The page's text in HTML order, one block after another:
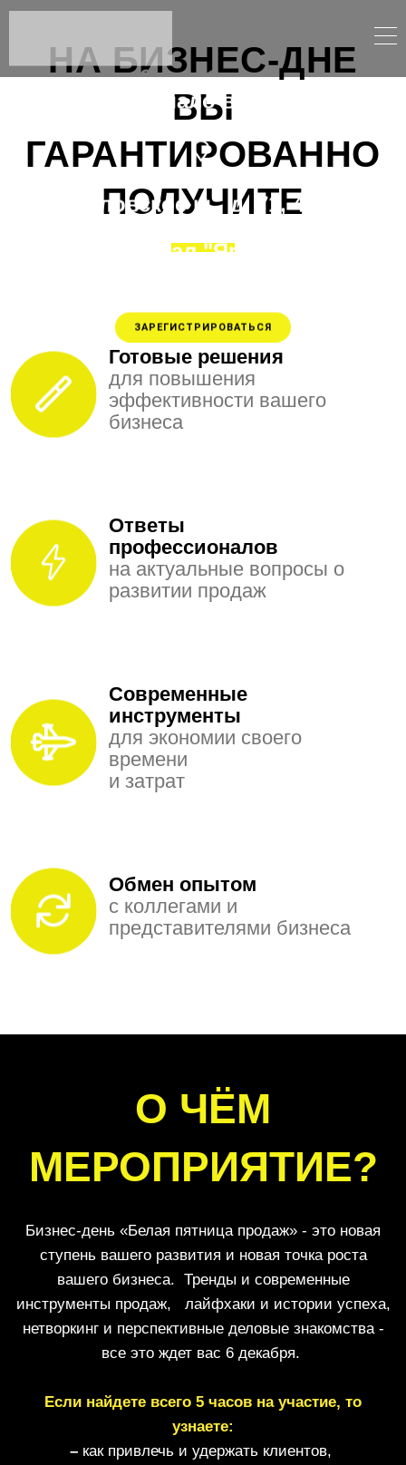
6 декабря
начало в 09.30
Измайловское ш., д. 71, 4ГД
конференц-зал "Ярославль"
ЗАРЕГИСТРИРОВАТЬСЯ
НА БИЗНЕС-ДНЕ
ВЫ
ГАРАНТИРОВАННО
ПОЛУЧИТЕ
Готовые решения
для повышения
эффективности вашего
бизнеса
Ответы
профессионалов
на актуальные вопросы о
развитии продаж
Современные
инструменты
для экономии своего
времени
и затрат
Обмен опытом
с коллегами и
представителями бизнеса
О ЧЁМ
МЕРОПРИЯТИЕ?
Бизнес-день «Белая пятница продаж» - это новая
ступень вашего развития и новая точка роста
вашего бизнеса. Тренды и современные
инструменты продаж, лайфхаки и истории успеха,
нетворкинг и перспективные деловые знакомства -
все это ждет вас 6 декабря.
Если найдете всего 5 часов на участие, то
узнаете:
– как привлечь и удержать клиентов,